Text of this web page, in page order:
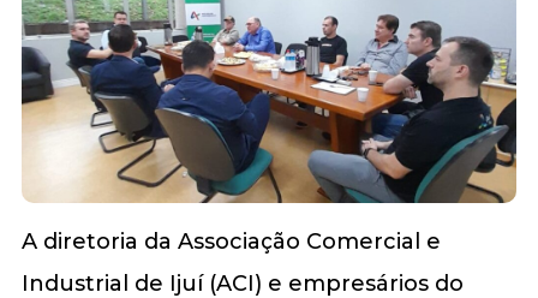
A diretoria da Associação Comercial e
Industrial de Ijuí (ACI) e empresários do